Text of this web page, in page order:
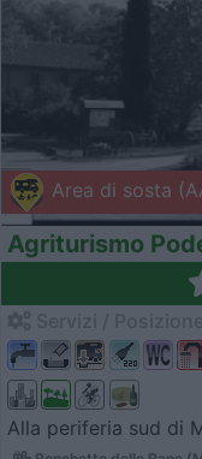
Area di sosta
Agriturismo
Alla periferia sud di